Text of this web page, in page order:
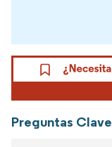
Preguntas